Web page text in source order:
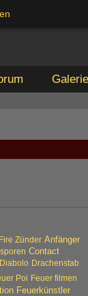
Galerie
Zünder Anfänger
Contact
Diabolo Drachenstab
Poi Feuer filmen
Feuerkünstler